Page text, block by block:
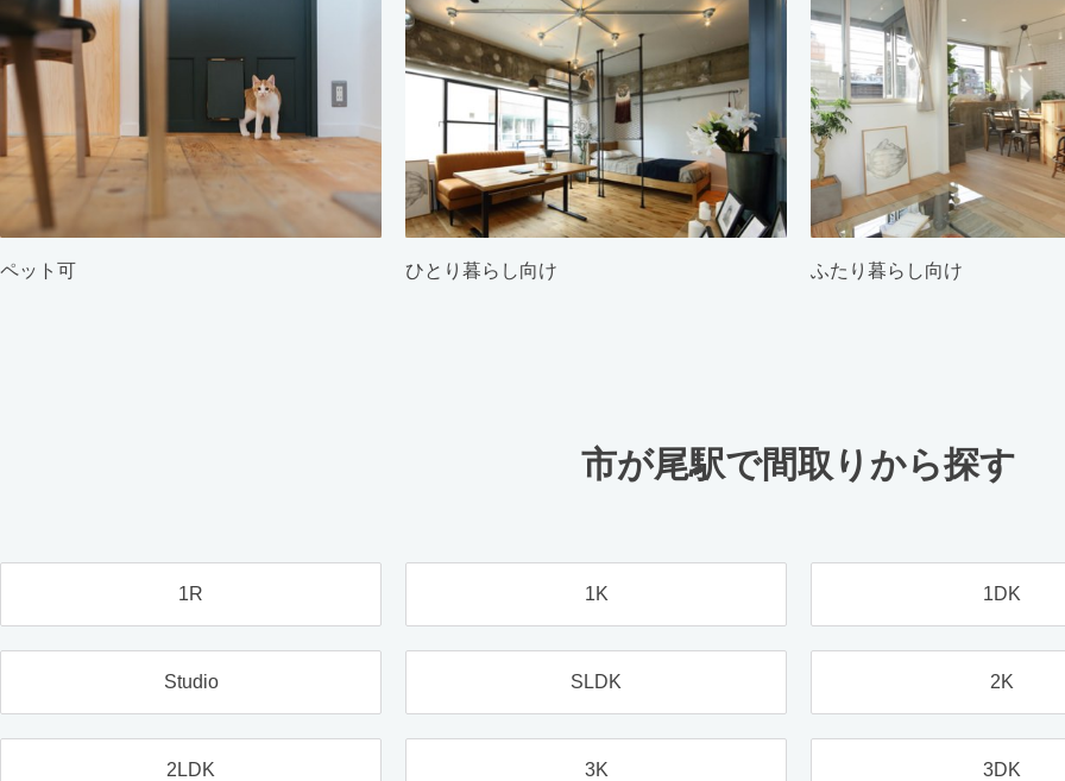
ペット可 ひとり暮らし向け ふたり暮らし向け
市が尾駅で間取りから探す
1R 1K 1DK
Studio SLDK 2K
2LDK 3K 3DK